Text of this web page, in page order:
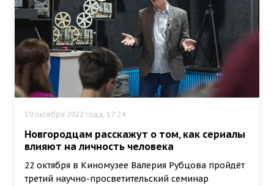
19 октября 2022 года, 17:24
Новгородцам расскажут о том, как сериалы
влияют на личность человека
22 октября в Киномузее Валерия Рубцова пройдёт
третий научно-просветительский семинар